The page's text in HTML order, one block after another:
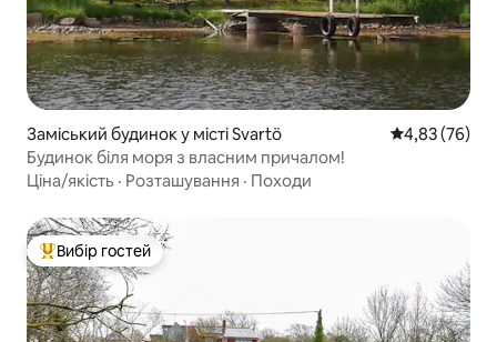
Заміський будинок у місті Svartö Середня
4,83 (76)
Будинок біля моря з власним причалом!
Ціна/якість · Розташування · Походи
Топ вибір гостей
Вибір гостей